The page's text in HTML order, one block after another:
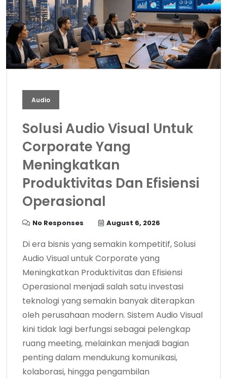
Audio
Solusi Audio Visual Untuk
Corporate Yang
Meningkatkan
Produktivitas Dan Efisiensi
Operasional
No Responses August 6, 2026
Di era bisnis yang semakin kompetitif, Solusi
Audio Visual untuk Corporate yang
Meningkatkan Produktivitas dan Efisiensi
Operasional menjadi salah satu investasi
teknologi yang semakin banyak diterapkan
oleh perusahaan modern. Sistem Audio Visual
kini tidak lagi berfungsi sebagai pelengkap
ruang meeting, melainkan menjadi bagian
penting dalam mendukung komunikasi,
kolaborasi, hingga pengambilan